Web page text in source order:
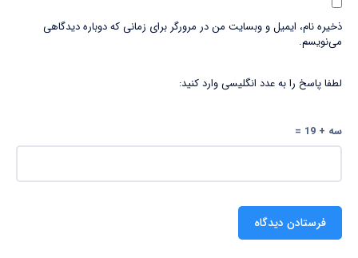
ذخیره نام، ایمیل و وبسایت من در مرورگر برای زمانی که دوباره دیدگاهی
می‌نویسم.
لطفا پاسخ را به عدد انگلیسی وارد کنید:
سه + 19 =